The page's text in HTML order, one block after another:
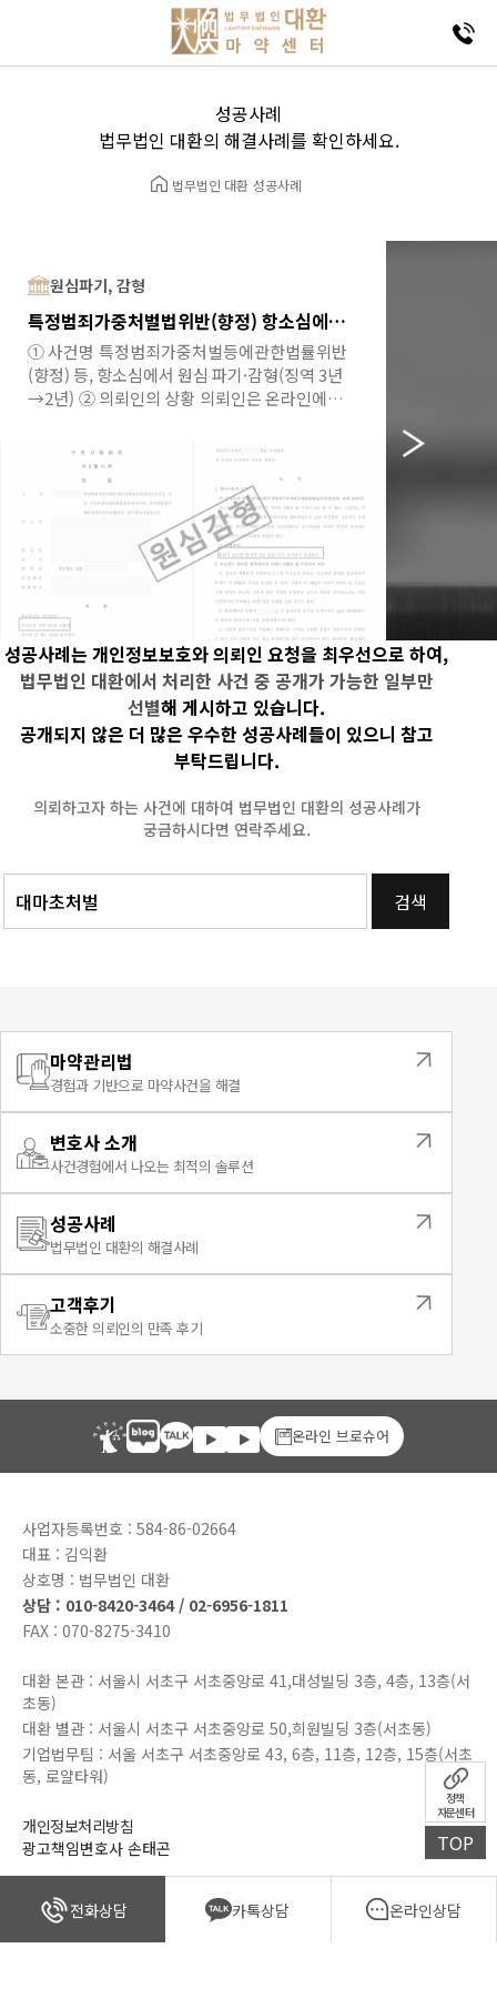
성공사례
법무법인 대환의 해결사례를 확인하세요.
법무법인 대환 성공사례
원심파기, 감형
특정범죄가중처벌법위반(향정) 항소심에서 감형으로 종결 (3년 → 2년)
① 사건명 특정범죄가중처벌등에관한법률위반
(향정) 등, 항소심에서 원심 파기·감형(징역 3년
→2년) ② 의뢰인의 상황 의뢰인은 온라인에서
빌미로 지속적인 협박을 받다가, 그 지시에 따라
마약류를 수거해 특정 장소에 옮기는 이른바
'드라퍼' 역할을 단 1회 수행하게 되었습니다. 1심
법원은 의뢰인이 관리한 합성대마의 가액을
2,500만 원 상당으로 판단해
특정범죄가중처벌등에관한법률위반(향정)죄를
적용, 징역 3년을 선고했습니다. 이에 의뢰인
측이 항소했습니다. 상대방(피항소인)은
검사입니다. ③ 쟁점✔ 합성대마 가액이 특가법
적용 기준인 500만 원 이상인지 여부 ✔ 액상
형태 마약류의 무게·부피 기준 가액 산정의
객관성 ✔ 순도·농도 미측정 상태에서 표준가격
단순 대입 방식의 타당성 ✔ 협박에 의한 수동적
가담이라는 범행 경위의 양형 반영 ✔ 초범·투약
이력 부존재·수사 협조 등 유리한 정상의 반영
기소되어 1
검사입니
뒷받침할
집행유예형
성공사례는 개인정보보호와 의뢰인 요청을 최우선으로 하여,
법무법인 대환에서 처리한 사건 중 공개가 가능한 일부만
선별해 게시하고 있습니다.
공개되지 않은 더 많은 우수한 성공사례들이 있으니 참고
부탁드립니다.
의뢰하고자 하는 사건에 대하여 법무법인 대환의 성공사례가
궁금하시다면 연락주세요.
검색
정책
자문센터
TOP
전화상담 카톡상담 온라인상담
마약관리법
경험과 기반으로 마약사건을 해결
변호사 소개
사건경험에서 나오는 최적의 솔루션
성공사례
법무법인 대환의 해결사례
고객후기
소중한 의뢰인의 만족 후기
온라인 브로슈어
사업자등록번호 : 584-86-02664
대표 : 김익환
상호명 : 법무법인 대환
상담 : 010-8420-3464 / 02-6956-1811
FAX : 070-8275-3410
대환 본관 : 서울시 서초구 서초중앙로 41,대성빌딩 3층, 4층, 13층(서
초동)
대환 별관 : 서울시 서초구 서초중앙로 50,희원빌딩 3층(서초동)
기업법무팀 : 서울 서초구 서초중앙로 43, 6층, 11층, 12층, 15층(서초
동, 로얄타워)
개인정보처리방침
광고책임변호사 손태곤